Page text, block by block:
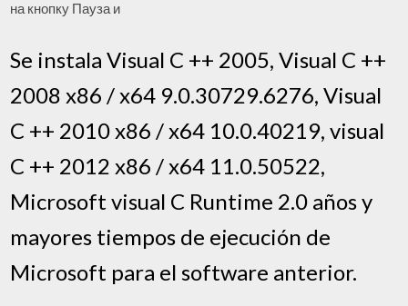
на кнопку Пауза и
Se instala Visual C ++ 2005, Visual C ++
2008 x86 / x64 9.0.30729.6276, Visual
C ++ 2010 x86 / x64 10.0.40219, visual
C ++ 2012 x86 / x64 11.0.50522,
Microsoft visual C Runtime 2.0 años y
mayores tiempos de ejecución de
Microsoft para el software anterior.